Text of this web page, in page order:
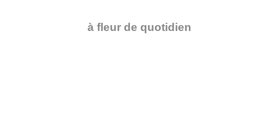
à fleur de quotidien